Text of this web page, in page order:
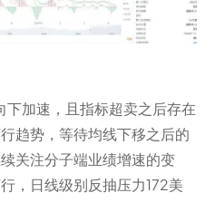
下加速，且指标超卖之后存在
趋势，等待均线下移之后的
关注分子端业绩增速的变
，日线级别反抽压力172美